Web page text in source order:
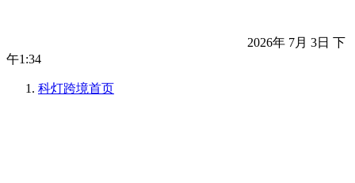
2026年 7月 3日 下
午1:34
科灯跨境首页